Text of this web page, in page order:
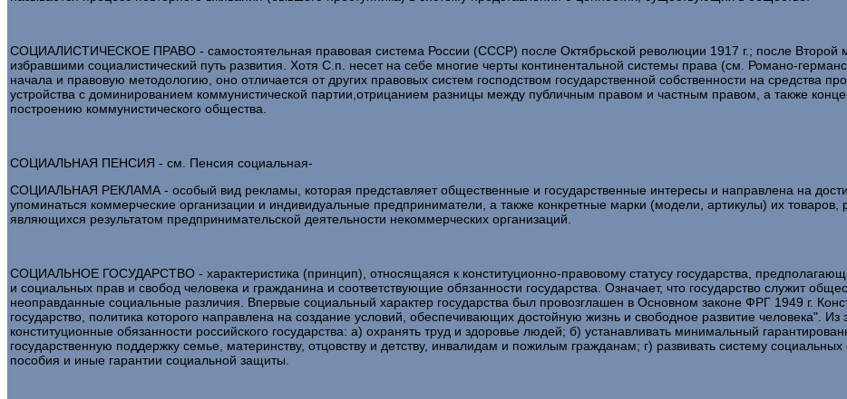
СОЦИАЛИСТИЧЕСКОЕ ПРАВО - самостоятельная правовая система России (СССР) после Октябрьской революции 1917 г.; после Второй
избравшими социалистический путь развития. Хотя С.п. несет на себе многие черты континентальной системы права (см. Романо-
начала и правовую методологию, оно отличается от других правовых систем господством государственной собственности на средства
устройства с доминированием коммунистической партии,отрицанием разницы между публичным правом и частным правом, а также
построению коммунистического общества.
СОЦИАЛЬНАЯ ПЕНСИЯ - см. Пенсия социальная-
СОЦИАЛЬНАЯ РЕКЛАМА - особый вид рекламы, которая представляет общественные и государственные интересы и направлена на
упоминаться коммерческие организации и индивидуальные предприниматели, а также конкретные марки (модели, артикулы) их товаров,
являющихся результатом предпринимательской деятельности некоммерческих организаций.
СОЦИАЛЬНОЕ ГОСУДАРСТВО - характеристика (принцип), относящаяся к конституционно-правовому статусу государства,
и социальных прав и свобод человека и гражданина и соответствующие обязанности государства. Означает, что государство служит
неоправданные социальные различия. Впервые социальный характер государства был провозглашен в Основном законе ФРГ 1949 г.
государство, политика которого направлена на создание условий, обеспечивающих достойную жизнь и свободное развитие человека".
конституционные обязанности российского государства: а) охранять труд и здоровье людей; б) устанавливать минимальный
государственную поддержку семье, материнству, отцовству и детству, инвалидам и пожилым гражданам; г) развивать систему социальных
пособия и иные гарантии социальной защиты.